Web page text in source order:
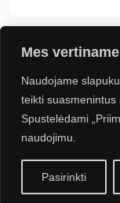
Mes
Naudojame
teikti suasmenintus
Spustelėdami
naudojimu.
Pasirinkti
Jus gali
2024 UAB